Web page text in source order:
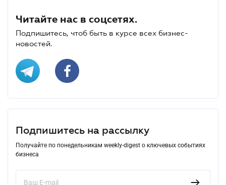
Читайте нас в соцсетях.
Подпишитесь, чтоб быть в курсе всех бизнес-
новостей.
Подпишитесь на рассылку
Получайте по понедельникам weekly-digest о ключевых событиях
бизнеса